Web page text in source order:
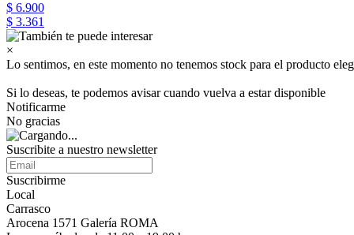
$ 6.900
$ 3.361
×
Lo sentimos, en este momento no tenemos stock para el producto
Si lo deseas, te podemos avisar cuando vuelva a estar disponible
Notificarme
No gracias
Suscribite a nuestro newsletter
Suscribirme
Local
Carrasco
Arocena 1571 Galería ROMA